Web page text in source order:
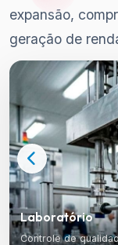
expansão,
geração de
Laboratório
Controle de